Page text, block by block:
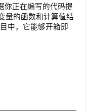
你正在编写的代码提
量的函数和计算值结
中，它能够开箱即